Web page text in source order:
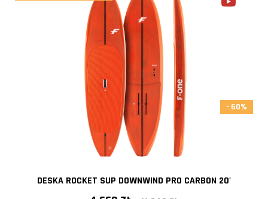
DESKA ROCKET SUP DOWNWIND PRO CARBON 20'
- 60%